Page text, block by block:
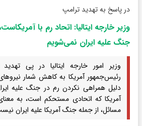
در پاسخ به تهدید ترامپ
وزیر خارجه ایتالیا: اتحاد رم با
جنگ علیه ایران نمی‌شویم
وزیر امور خارجه ایتالیا در پی
رئیس‌جمهور آمریکا به کاهش شمار نیروهای
دلیل همراهی نکردن رم در جنگ علیه
آمریکا که اتحادی مستحکم است، به
مسائل، از جمله جنگ آمریکا علیه ایران